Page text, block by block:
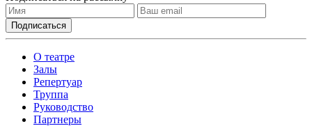
О театре
Залы
Репертуар
Труппа
Руководство
Партнеры